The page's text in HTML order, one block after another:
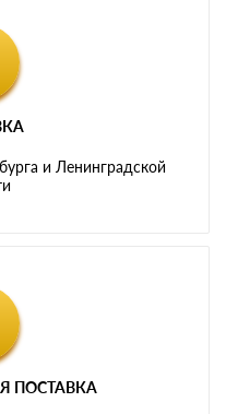
и Ленинградской
ПОСТАВКА